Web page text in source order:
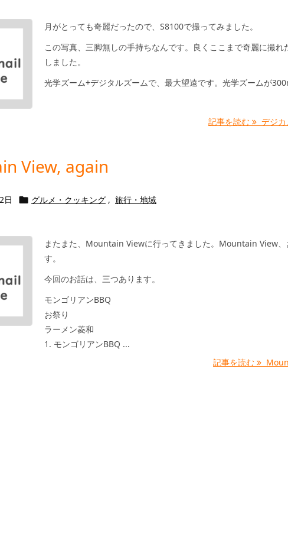
月がとっても奇麗だったので、S8100で撮ってみました。
この写真、三脚無しの手持ちなんです。良くここまで奇麗に撮れ
しました。
光学ズーム+デジタルズームで、最大望遠です。光学ズームが
記事を読む デジ
View, again
日  グルメ・クッキング , 旅行・地域
またまた、Mountain Viewに行ってきました。Mountain View、
す。
今回のお話は、三つあります。
モンゴリアンBBQ
お祭り
ラーメン菱和
1. モンゴリアンBBQ ...
記事を読む